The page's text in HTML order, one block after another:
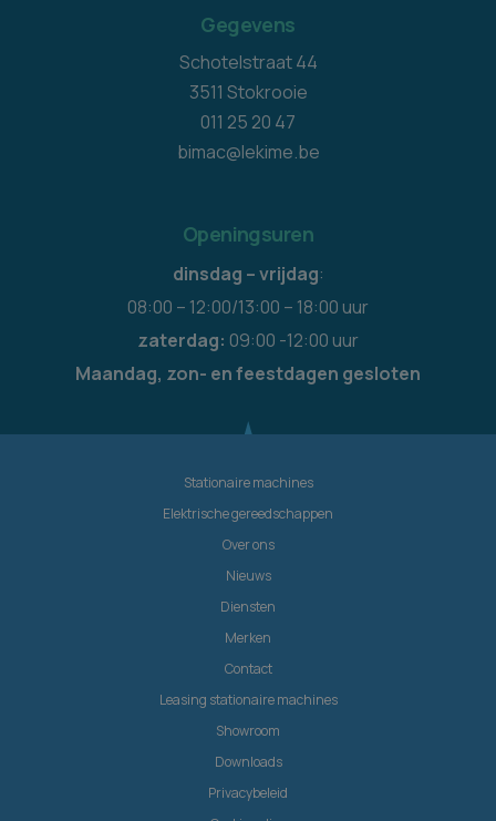
Gegevens
Schotelstraat 44
3511 Stokrooie
011 25 20 47
bimac@lekime.be
Openingsuren
dinsdag – vrijdag:
08:00 – 12:00/13:00 – 18:00 uur
zaterdag: 09:00 -12:00 uur
Maandag, zon- en feestdagen gesloten
Stationaire machines
Elektrische gereedschappen
Over ons
Nieuws
Diensten
Merken
Contact
Leasing stationaire machines
Showroom
Downloads
Privacybeleid